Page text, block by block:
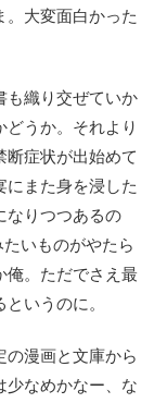
大変面白かった
も織り交ぜていか
うか。それより
断症状が出始めて
にまた身を浸した
なりつつあるの
いものがやたら
俺。ただでさえ最
いうのに。
漫画と文庫から
少なめかなー、な